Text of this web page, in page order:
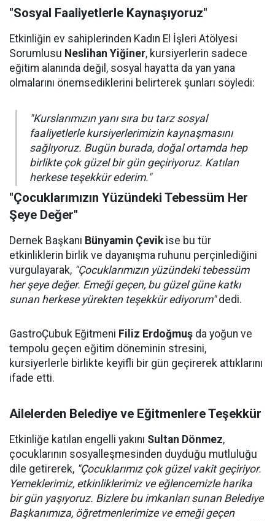
"Sosyal Faaliyetlerle Kaynaşıyoruz"
Etkinliğin ev sahiplerinden Kadın El İşleri Atölyesi
Sorumlusu Neslihan Yiğiner, kursiyerlerin sadece
eğitim alanında değil, sosyal hayatta da yan yana
olmalarını önemsediklerini belirterek şunları söyledi:
"Kurslarımızın yanı sıra bu tarz sosyal
faaliyetlerle kursiyerlerimizin kaynaşmasını
sağlıyoruz. Bugün burada, doğal ortamda hep
birlikte çok güzel bir gün geçiriyoruz. Katılan
herkese teşekkür ederim."
"Çocuklarımızın Yüzündeki Tebessüm Her
Şeye Değer"
Dernek Başkanı Bünyamin Çevikise bu tür
etkinliklerin birlik ve dayanışma ruhunu perçinlediğini
vurgulayarak, "Çocuklarımızın yüzündeki tebessüm
her şeye değer. Emeği geçen, bu güzel güne katkı
sunan herkese yürekten teşekkür ediyorum"dedi.
GastroÇubuk Eğitmeni Filiz Erdoğmuş da yoğun ve
tempolu geçen eğitim döneminin stresini,
kursiyerlerle birlikte keyifli bir gün geçirerek attıklarını
ifade etti.
Ailelerden Belediye ve Eğitmenlere Teşekkür
Etkinliğe katılan engelli yakını Sultan Dönmez,
çocuklarının sosyalleşmesinden duyduğu mutluluğu
dile getirerek, "Çocuklarımız çok güzel vakit geçiriyor.
Yemeklerimiz, etkinliklerimiz ve eğlencemizle harika
bir gün yaşıyoruz. Bizlere bu imkanları sunan Belediye
Başkanımıza, öğretmenlerimize ve emeği geçen